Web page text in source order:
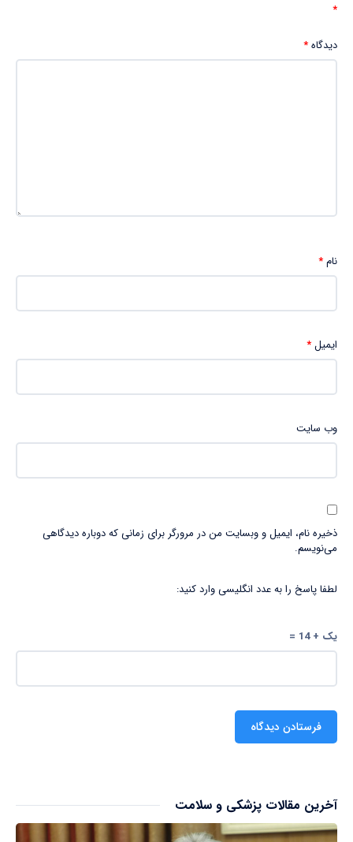
*
دیدگاه*
نام*
ایمیل*
وب‌ سایت
ذخیره نام، ایمیل و وبسایت من در مرورگر برای زمانی که دوباره دیدگاهی
می‌نویسم.
لطفا پاسخ را به عدد انگلیسی وارد کنید:
یک + 14 =
آخرین مقالات پزشکی و سلامت